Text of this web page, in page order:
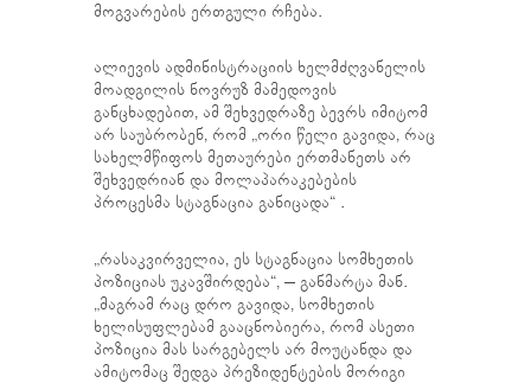
მოგვარების ერთგული რჩება.
ალიევის ადმინისტრაციის ხელმძღვანელის
მოადგილის ნოვრუზ მამედოვის
განცხადებით, ამ შეხვედრაზე ბევრს იმიტომ
არ საუბრობენ, რომ „ორი წელი გავიდა, რაც
სახელმწიფოს მეთაურები ერთმანეთს არ
შეხვედრიან და მოლაპარაკებების
პროცესმა სტაგნაცია განიცადა“ .
„რასაკვირველია, ეს სტაგნაცია სომხეთის
პოზიციას უკავშირდება“, – განმარტა მან.
„მაგრამ რაც დრო გავიდა, სომხეთის
ხელისუფლებამ გააცნობიერა, რომ ასეთი
პოზიცია მას სარგებელს არ მოუტანდა და
ამიტომაც შედგა პრეზიდენტების მორიგი